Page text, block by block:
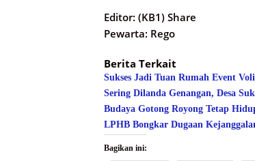
Editor: (KB1) Share
Pewarta: Rego
Berita Terkait
Sukses Jadi Tuan Rumah Event
Sering Dilanda Genangan, Desa
Budaya Gotong Royong Tetap
LPHB Bongkar Dugaan
Bagikan ini: